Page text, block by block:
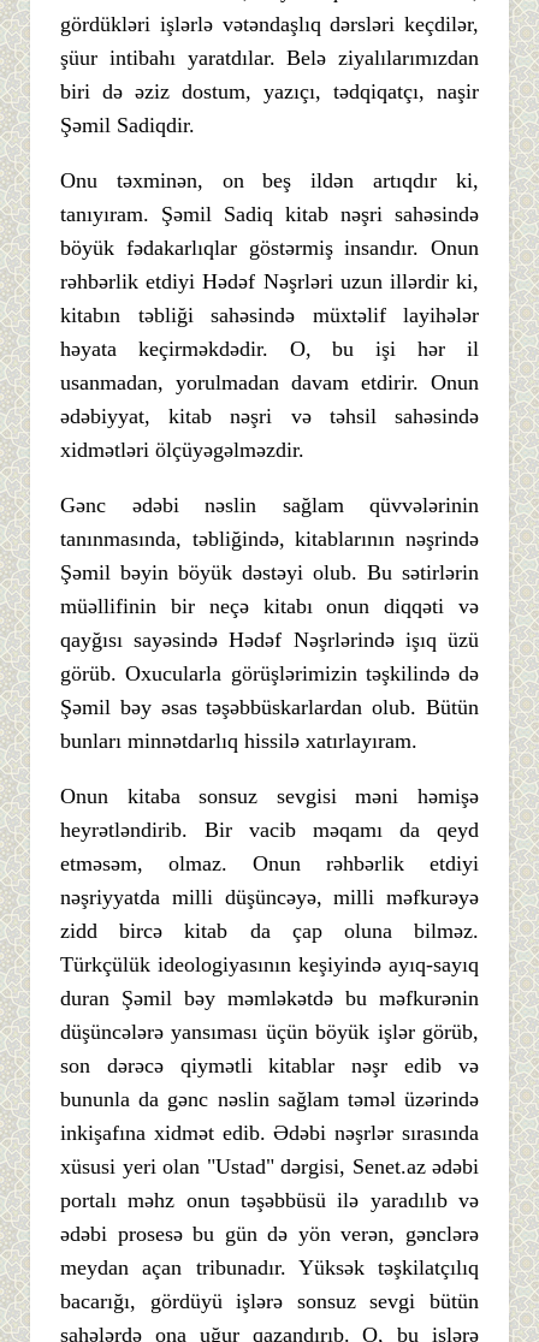
gördükləri işlərlə vətəndaşlıq dərsləri keçdilər,
şüur intibahı yaratdılar. Belə ziyalılarımızdan
biri də əziz dostum, yazıçı, tədqiqatçı, naşir
Şəmil Sadiqdir.
Onu təxminən, on beş ildən artıqdır ki,
tanıyıram. Şəmil Sadiq kitab nəşri sahəsində
böyük fədakarlıqlar göstərmiş insandır. Onun
rəhbərlik etdiyi Hədəf Nəşrləri uzun illərdir ki,
kitabın təbliği sahəsində müxtəlif layihələr
həyata keçirməkdədir. O, bu işi hər il
usanmadan, yorulmadan davam etdirir. Onun
ədəbiyyat, kitab nəşri və təhsil sahəsində
xidmətləri ölçüyəgəlməzdir.
Gənc ədəbi nəslin sağlam qüvvələrinin
tanınmasında, təbliğində, kitablarının nəşrində
Şəmil bəyin böyük dəstəyi olub. Bu sətirlərin
müəllifinin bir neçə kitabı onun diqqəti və
qayğısı sayəsində Hədəf Nəşrlərində işıq üzü
görüb. Oxucularla görüşlərimizin təşkilində də
Şəmil bəy əsas təşəbbüskarlardan olub. Bütün
bunları minnətdarlıq hissilə xatırlayıram.
Onun kitaba sonsuz sevgisi məni həmişə
heyrətləndirib. Bir vacib məqamı da qeyd
etməsəm, olmaz. Onun rəhbərlik etdiyi
nəşriyyatda milli düşüncəyə, milli məfkurəyə
zidd bircə kitab da çap oluna bilməz.
Türkçülük ideologiyasının keşiyində ayıq-sayıq
duran Şəmil bəy məmləkətdə bu məfkurənin
düşüncələrə yansıması üçün böyük işlər görüb,
son dərəcə qiymətli kitablar nəşr edib və
bununla da gənc nəslin sağlam təməl üzərində
inkişafına xidmət edib. Ədəbi nəşrlər sırasında
xüsusi yeri olan "Ustad" dərgisi, Senet.az ədəbi
portalı məhz onun təşəbbüsü ilə yaradılıb və
ədəbi prosesə bu gün də yön verən, gənclərə
meydan açan tribunadır. Yüksək təşkilatçılıq
bacarığı, gördüyü işlərə sonsuz sevgi bütün
sahələrdə ona uğur qazandırıb. O, bu işlərə